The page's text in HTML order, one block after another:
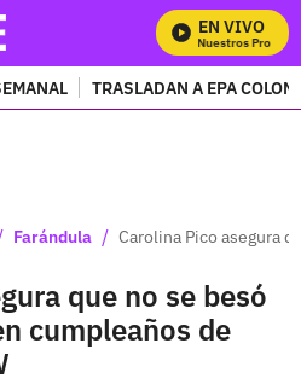
EN VIVO
Mira Todos Nuestros
TRASLADAN A EPA
Farándula / Carolina Pico asegura
que no se besó
cumpleaños de